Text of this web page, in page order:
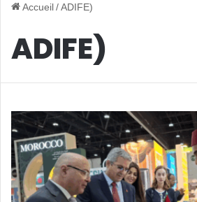
Accueil/ADIFE)
ADIFE)